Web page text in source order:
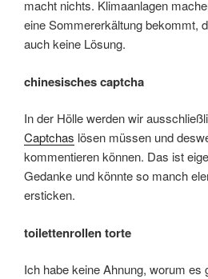
macht nichts. Klimaanlagen
eine Sommererkältung bekommt,
auch keine Lösung.
chinesisches captcha
In der Hölle werden wir
Captchas lösen müssen und
kommentieren können. Das ist
Gedanke und könnte so manch
ersticken.
toilettenrollen torte
Ich habe keine Ahnung, worum es